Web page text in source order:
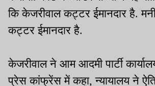
कि केजरीवाल कट्टर ईमानदार है.
कट्टर ईमानदार है.
केजरीवाल ने आम आदमी पार्टी
प्रेस कांफ्रेंस में कहा, न्यायालय ने